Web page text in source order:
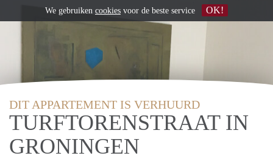
DIT APPARTEMENT IS VERHUURD
TURFTORENSTRAAT IN
GRONINGEN
We gebruiken cookies voor de beste service OK!